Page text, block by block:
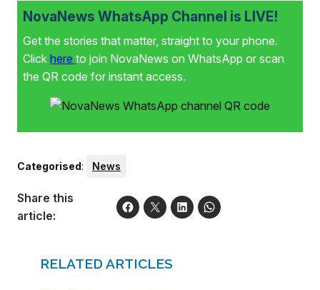
NovaNews WhatsApp Channel is LIVE!
Get the stories that matter, straight to your phone.
Click here to join NovaNews on WhatsApp or scan
the QR code for instant access.
Categorised: News
Share this
article:
RELATED ARTICLES